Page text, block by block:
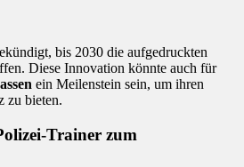
bis 2030 die aufgedruckten
Diese Innovation könnte auch für
ein Meilenstein sein, um ihren
zu bieten.
Trainer zum